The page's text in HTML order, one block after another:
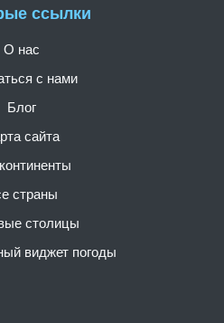
ссылки
О нас
с нами
Блог
сайта
страны
столицы
виджет погоды